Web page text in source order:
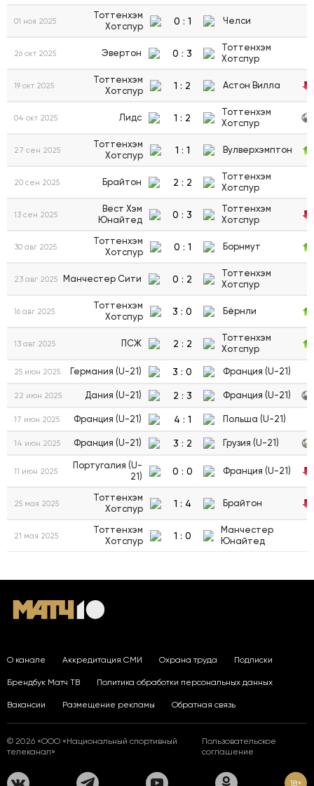
01 ноя 2025
Тоттенхэм
Хотспур
0 : 1 Челси
26 окт 2025 Эвертон 0 : 3
Тоттенхэм
Хотспур
19 окт 2025
Тоттенхэм
Хотспур
1 : 2 Астон Вилла
04 окт 2025 Лидс 1 : 2
Тоттенхэм
Хотспур
27 сен 2025
Тоттенхэм
Хотспур
1 : 1 Вулверхэмптон
20 сен 2025 Брайтон 2 : 2
Тоттенхэм
Хотспур
13 сен 2025
Вест Хэм
Юнайтед
0 : 3
Тоттенхэм
Хотспур
30 авг 2025
Тоттенхэм
Хотспур
0 : 1 Борнмут
23 авг 2025 Манчестер Сити 0 : 2
Тоттенхэм
Хотспур
16 авг 2025
Тоттенхэм
Хотспур
3 : 0 Бёрнли
13 авг 2025 ПСЖ 2 : 2
Тоттенхэм
Хотспур
25 июн 2025 Германия (U-21) 3 : 0 Франция (U-21)
22 июн 2025 Дания (U-21) 2 : 3 Франция (U-21)
17 июн 2025 Франция (U-21) 4 : 1 Польша (U-21)
14 июн 2025 Франция (U-21) 3 : 2 Грузия (U-21)
11 июн 2025
Португалия (U-
21)
0 : 0 Франция (U-21)
25 мая 2025
Тоттенхэм
Хотспур
1 : 4 Брайтон
21 мая 2025
Тоттенхэм
Хотспур
1 : 0
Манчестер
Юнайтед
О канале Аккредитация СМИ Охрана труда Подписки
Брендбук Матч ТВ Политика обработки персональных данных
Вакансии Размещение рекламы Обратная связь
© 2026 «ООО «Национальный спортивный
телеканал»
Пользовательское
соглашение
18+